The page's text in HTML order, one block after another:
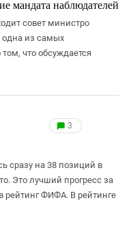
мандата наблюдателей
совет министро
одна из самых
что обсуждается
3
сразу на 38 позиций в
Это лучший прогресс за
рейтинг ФИФА. В рейтинге